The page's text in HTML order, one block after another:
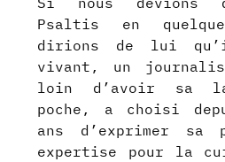
Psaltis en
dirions de lui
vivant, un
loin d’avoir sa
poche, a choisi
ans d’exprimer sa
expertise pour la